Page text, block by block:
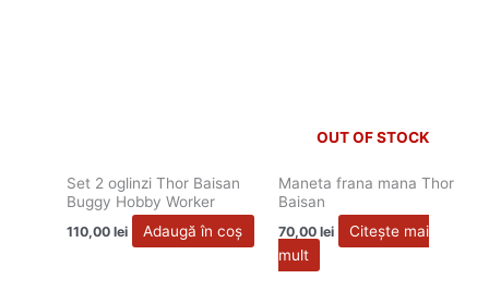
Set 2 oglinzi Thor Baisan
Buggy Hobby Worker
110,00lei Adaugă în coș
OUT OF STOCK
Maneta frana mana Thor
Baisan
70,00 lei
Citește mai
mult